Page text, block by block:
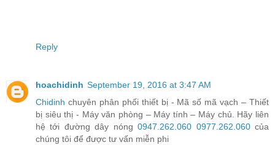
Reply
hoachidinh September 19, 2016 at 3:47 AM
Chidinh chuyên phân phối thiết bị - Mã số mã vạch – Thiết
bị siêu thị - Máy văn phòng – Máy tính – Máy chủ. Hãy liên
hệ tới đường dây nóng0947.262.060 0977.262.060của
chúng tôi để được tư vấn miễn phi